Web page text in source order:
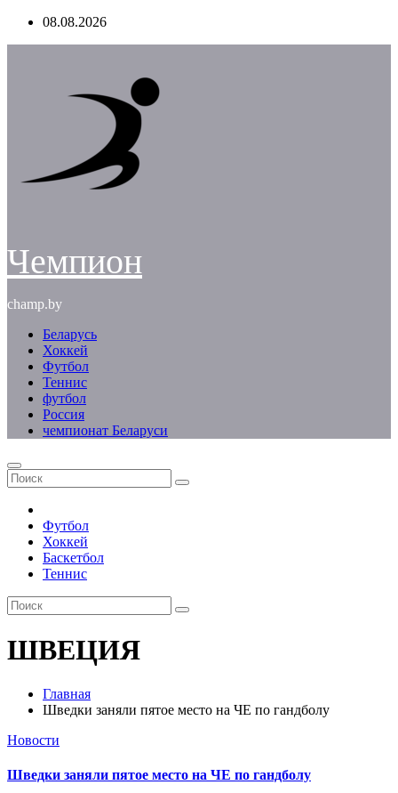
Перейти08.08.2026
Чемпион
champ.by
Беларусь
Хоккей
Футбол
Теннис
футбол
Россия
чемпионат Беларуси
Футбол
Хоккей
Баскетбол
Теннис
ШВЕЦИЯ
Главная
Шведки заняли пятое место на ЧЕ по гандболу
Новости
Шведки заняли пятое место на ЧЕ по гандболу